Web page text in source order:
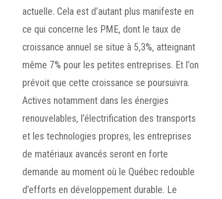
actuelle. Cela est d’autant plus manifeste en
ce qui concerne les PME, dont le taux de
croissance annuel se situe à 5,3%, atteignant
même 7% pour les petites entreprises. Et l’on
prévoit que cette croissance se poursuivra.
Actives notamment dans les énergies
renouvelables, l’électrification des transports
et les technologies propres, les entreprises
de matériaux avancés seront en forte
demande au moment où le Québec redouble
d’efforts en développement durable. Le